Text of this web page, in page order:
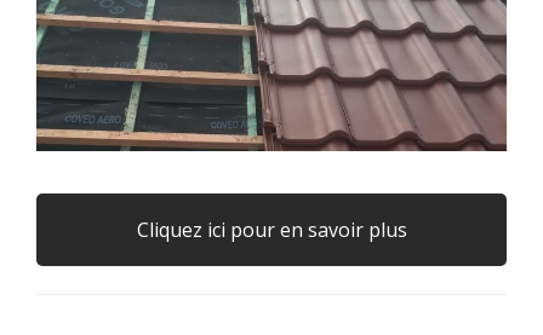
Cliquez ici pour en savoir plus